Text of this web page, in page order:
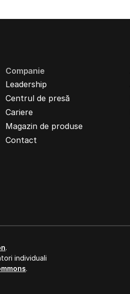
Companie
Leadership
Centrul de presă
Cariere
Magazin de produse
Contact
.
individuali
.